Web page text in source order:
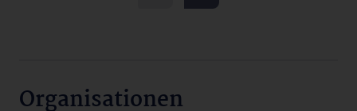
Organisationen